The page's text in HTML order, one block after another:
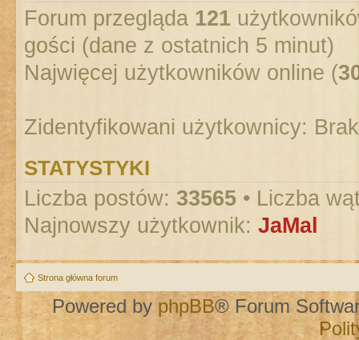
Forum przegląda 121
gości (dane z ostatnich 5 minut)
Najwięcej użytkowników online (
Zidentyfikowani użytkownicy:
STATYSTYKI
Liczba postów: 33565 • Liczba
Najnowszy użytkownik: JaMal
Strona główna forum
Powered by phpBB® Forum